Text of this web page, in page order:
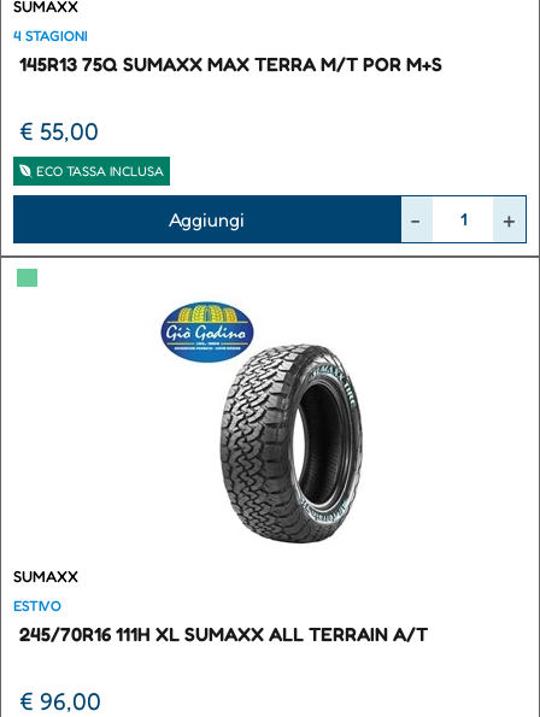
SUMAXX
4 STAGIONI
145R13 75Q SUMAXX MAX TERRA M/T POR M+S
€ 55,00
ECO TASSA INCLUSA
Aggiungi
▀
SUMAXX
ESTIVO
245/70R16 111H XL SUMAXX ALL TERRAIN A/T
€ 96,00